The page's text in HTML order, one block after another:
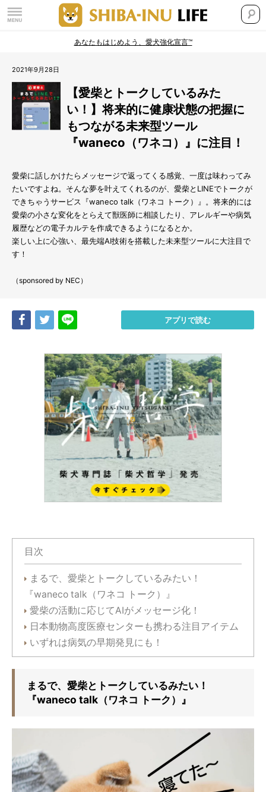
あなたもはじめよう、愛犬強化宣言™
2021年9月28日
【愛柴とトークしているみた
い！】将来的に健康状態の把握に
もつながる未来型ツール
『waneco（ワネコ）』に注目！
愛柴に話しかけたらメッセージで返ってくる感覚、一度は味わってみ
たいですよね。そんな夢を叶えてくれるのが、愛柴とLINEでトークが
できちゃうサービス『waneco talk（ワネコ トーク）』。将来的には
愛柴の小さな変化をとらえて獣医師に相談したり、アレルギーや病気
履歴などの電子カルテを作成できるようになるとか。
楽しい上に心強い、最先端AI技術を搭載した未来型ツールに大注目で
す！
（sponsored by NEC）
Share Tweet アプリで読む
目次
まるで、愛柴とトークしているみたい！
『waneco talk（ワネコ トーク）』
愛柴の活動に応じてAIがメッセージ化！
日本動物高度医療センターも携わる注目アイテム
いずれは病気の早期発見にも！
まるで、愛柴とトークしているみたい！
『waneco talk（ワネコ トーク）』